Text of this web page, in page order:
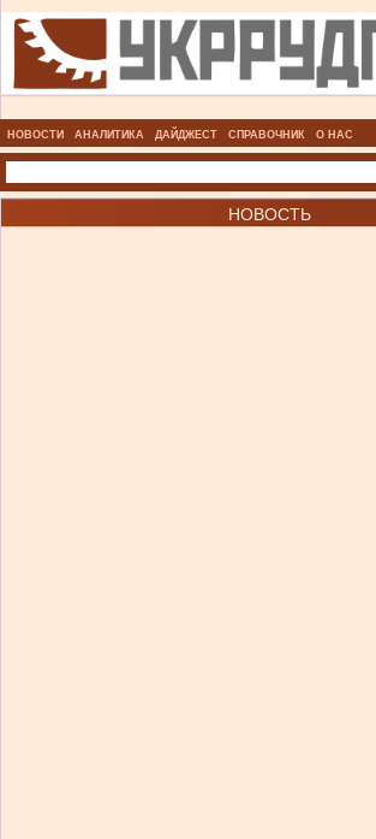
НОВОСТИ АНАЛИТИКА ДАЙДЖЕСТ СПРАВОЧНИК О НАС
НОВОСТЬ